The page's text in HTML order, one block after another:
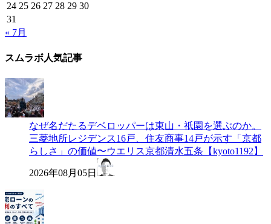
24 25 26 27 28 29 30
31
« 7月
スムラボ人気記事
なぜ名だたるデベロッパーは東山・祇園を選ぶのか。
三菱地所レジデンス16戸、住友商事14戸が示す「京都
らしさ」の価値〜ウエリス京都清水五条【kyoto1192】
2026年08月05日